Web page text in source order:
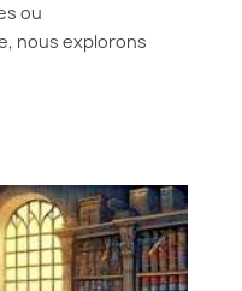
ou
nous explorons